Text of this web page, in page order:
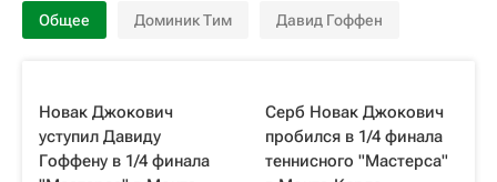
Общее Доминик Тим Давид Гоффен
Новак Джокович
уступил Давиду
Гоффену в 1/4 финала
Серб Новак Джокович
пробился в 1/4 финала
теннисного "Мастерса"